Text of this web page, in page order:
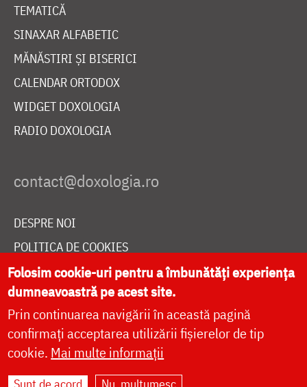
TEMATICĂ
SINAXAR ALFABETIC
MĂNĂSTIRI ȘI BISERICI
CALENDAR ORTODOX
WIDGET DOXOLOGIA
RADIO DOXOLOGIA
DESPRE NOI
POLITICA DE COOKIES
DONEAZĂ ONLINE PENTRU CATEDRALA NAȚIONALĂ
LIVE
Folosim cookie-uri pentru a îmbunătăți experiența
dumneavoastră pe acest site.
Prin continuarea navigării în această pagină
confirmați acceptarea utilizării fișierelor de tip
cookie. Mai multe informații